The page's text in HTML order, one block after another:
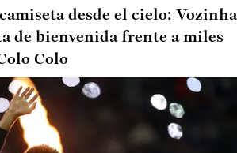
desde el cielo: Vozinha
de bienvenida frente a miles
Colo